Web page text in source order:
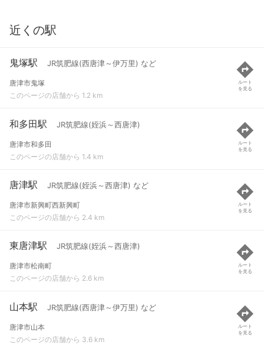
近くの駅
鬼塚駅 JR筑肥線(西唐津～伊万里) など
唐津市鬼塚
このページの店舗から 1.2 km
ルート
を見る
和多田駅 JR筑肥線(姪浜～西唐津)
唐津市和多田
このページの店舗から 1.4 km
ルート
を見る
唐津駅 JR筑肥線(姪浜～西唐津) など
唐津市新興町西新興町
このページの店舗から 2.4 km
ルート
を見る
東唐津駅 JR筑肥線(姪浜～西唐津)
唐津市松南町
このページの店舗から 2.6 km
ルート
を見る
山本駅 JR筑肥線(西唐津～伊万里) など
唐津市山本
このページの店舗から 3.6 km
ルート
を見る